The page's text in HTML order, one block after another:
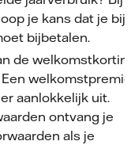
je kans dat je bij
bijbetalen.
de
welkomstpremie
aanlokkelijk uit.
ontvang je
als je